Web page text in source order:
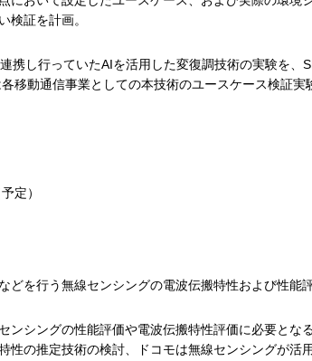
検証を計画。
携し行っていたAIを活用した変復調技術の実験を
移動通信事業としての本技術のユースケース検証
定）
どを行う無線センシングの電波伝搬特性および性能
ンシングの性能評価や電波伝搬特性評価に必要と
性の推定技術の検討、ドコモは無線センシングが